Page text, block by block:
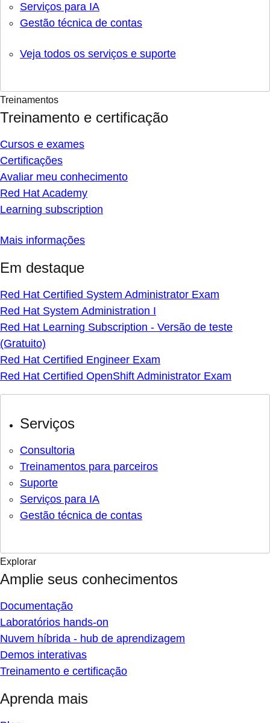
Serviços para IA
Gestão técnica de contas
Veja todos os serviços e suporte
Treinamentos
Treinamento e certificação
Cursos e exames
Certificações
Avaliar meu conhecimento
Red Hat Academy
Learning subscription
Mais informações
Em destaque
Red Hat Certified System Administrator Exam
Red Hat System Administration I
Red Hat Learning Subscription - Versão de teste
(Gratuito)
Red Hat Certified Engineer Exam
Red Hat Certified OpenShift Administrator Exam
Serviços
Consultoria
Treinamentos para parceiros
Suporte
Serviços para IA
Gestão técnica de contas
Explorar
Amplie seus conhecimentos
Documentação
Laboratórios hands-on
Nuvem híbrida - hub de aprendizagem
Demos interativas
Treinamento e certificação
Aprenda mais